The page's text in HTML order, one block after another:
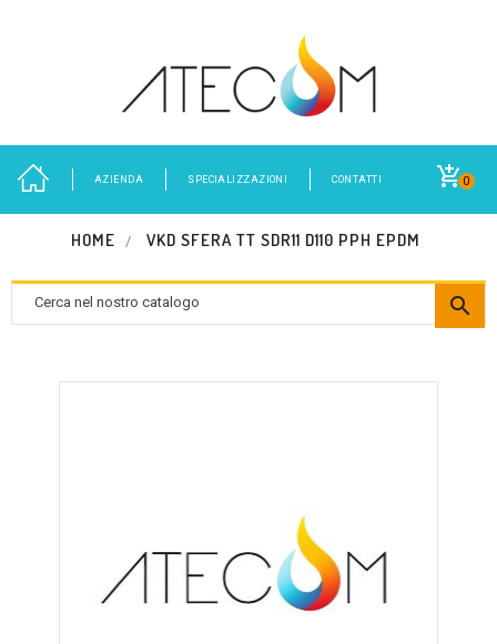
0
AZIENDA SPECIALIZZAZIONI CONTATTI
HOME VKD SFERA TT SDR11 D110 PPH EPDM
